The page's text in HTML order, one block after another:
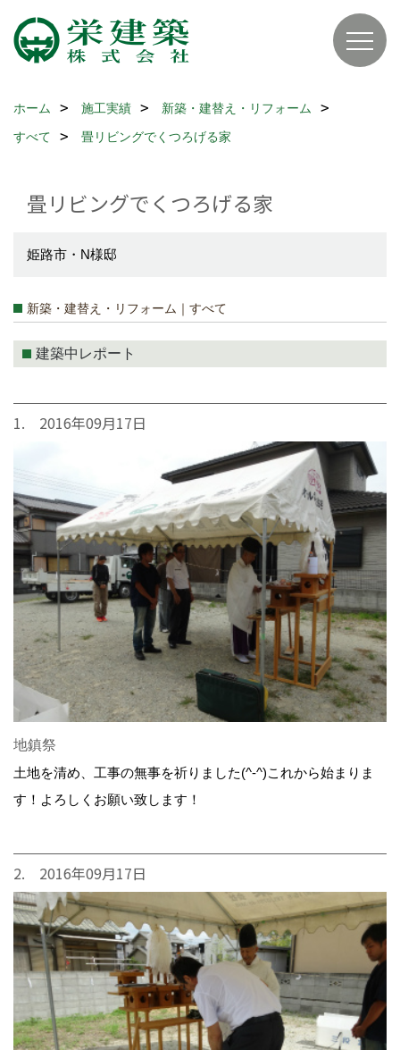
ホーム 施工実績
新築・建替え・リフォーム
すべて
畳リビングでくつろげる家
畳リビングでくつろげる家
姫路市・N様邸
新築・建替え・リフォーム｜すべて
建築中レポート
1. 2016年09月17日
地鎮祭
土地を清め、工事の無事を祈りました(^-^)これから始まりま
す！よろしくお願い致します！
2. 2016年09月17日